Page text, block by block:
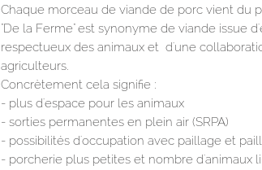
Chaque morceau de viande de porc vient du
"De la Ferme" est synonyme de viande issue
respectueux des animaux et d'une
agriculteurs.
Concrètement cela signifie :
- plus d'espace pour les animaux
- sorties permanentes en plein air (SRPA)
- possibilités d'occupation avec paillage et
- porcherie plus petites et nombre d'animaux